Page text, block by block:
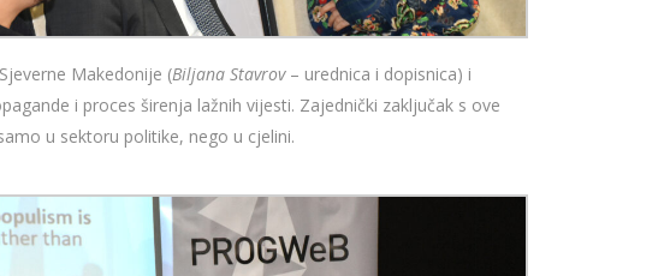
Makedonije (Biljana Stavrov– urednica i dopisnica) i
i proces širenja lažnih vijesti. Zajednički zaključak s ove
u sektoru politike, nego u cjelini.